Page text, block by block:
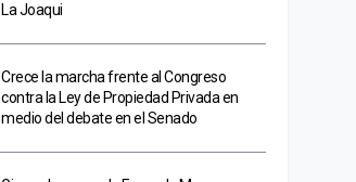
La Joaqui
Crece la marcha frente al Congreso
contra la Ley de Propiedad Privada en
medio del debate en el Senado